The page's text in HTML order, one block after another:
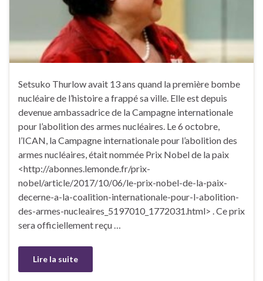
Setsuko Thurlow avait 13 ans quand la première bombe
nucléaire de l’histoire a frappé sa ville. Elle est depuis
devenue ambassadrice de la Campagne internationale
pour l’abolition des armes nucléaires. Le 6 octobre,
l’ICAN, la Campagne internationale pour l’abolition des
armes nucléaires, était nommée Prix Nobel de la paix
<http://abonnes.lemonde.fr/prix-
nobel/article/2017/10/06/le-prix-nobel-de-la-paix-
decerne-a-la-coalition-internationale-pour-l-abolition-
des-armes-nucleaires_5197010_1772031.html> . Ce prix
sera officiellement reçu …
Lire la suite